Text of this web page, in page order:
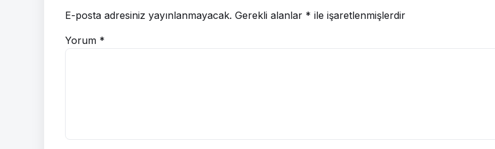
E-posta adresiniz yayınlanmayacak. Gerekli alanlar * ile işaretlenmişlerdir
Yorum *